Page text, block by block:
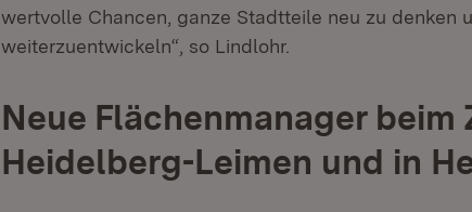
wertvolle Chancen, ganze Stadtteile neu zu denken
weiterzuentwickeln“, so Lindlohr.
Neue Flächenmanager
Heidelberg-Leimen und in